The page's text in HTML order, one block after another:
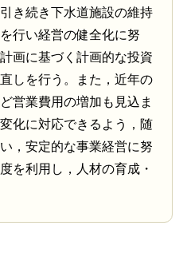
き続き下水道施設の維持
行い経営の健全化に努
画に基づく計画的な投資
しを行う。また，近年の
営業費用の増加も見込ま
化に対応できるよう，随
，安定的な事業経営に努
を利用し，人材の育成・